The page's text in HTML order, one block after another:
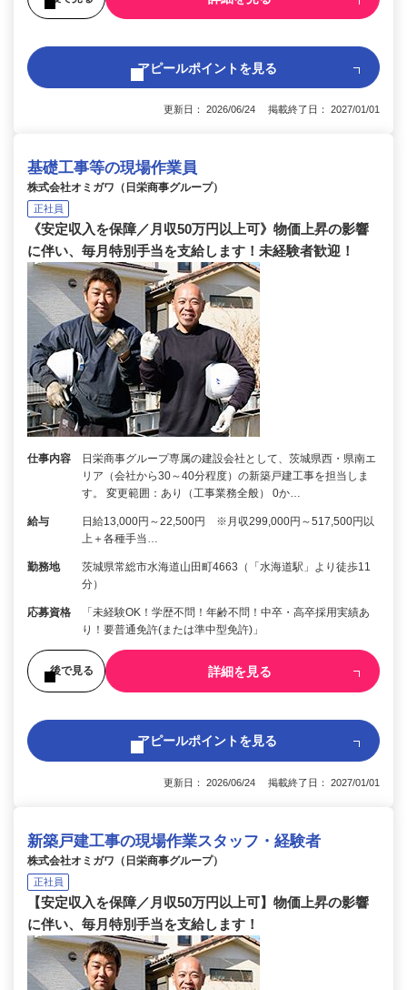
アピールポイントを見る
更新日： 2026/06/24 掲載終了日： 2027/01/01
基礎工事等の現場作業員
株式会社オミガワ（日栄商事グループ）
正社員
《安定収入を保障／月収50万円以上可》物価上昇の影響
に伴い、毎月特別手当を支給します！未経験者歓迎！
仕事内容
日栄商事グループ専属の建設会社として、茨城県西・県南エ
リア（会社から30～40分程度）の新築戸建工事を担当しま
す。 変更範囲：あり（工事業務全般） 0か…
給与
日給13,000円～22,500円 ※月収299,000円～517,500円以
上＋各種手当…
勤務地
茨城県常総市水海道山田町4663（「水海道駅」より徒歩11
分）
応募資格
「未経験OK！学歴不問！年齢不問！中卒・高卒採用実績あ
り！要普通免許(または準中型免許)」
後で見る 詳細を見る
アピールポイントを見る
更新日： 2026/06/24 掲載終了日： 2027/01/01
新築戸建工事の現場作業スタッフ・経験者
株式会社オミガワ（日栄商事グループ）
正社員
【安定収入を保障／月収50万円以上可】物価上昇の影響
に伴い、毎月特別手当を支給します！